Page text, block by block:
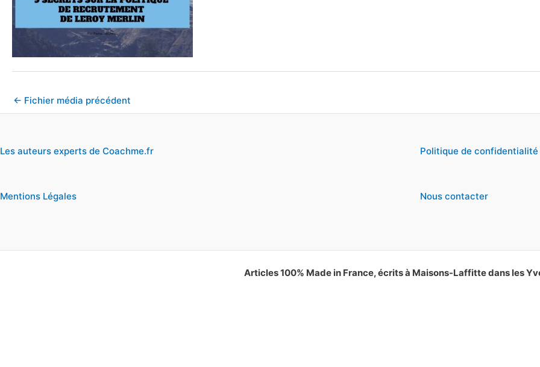
← Fichier média précédent
Les auteurs experts de Coachme.fr
Mentions Légales
Politique de confidentialité
Nous contacter
Articles 100% Made in France, écrits à Maisons-Laffitte dans les